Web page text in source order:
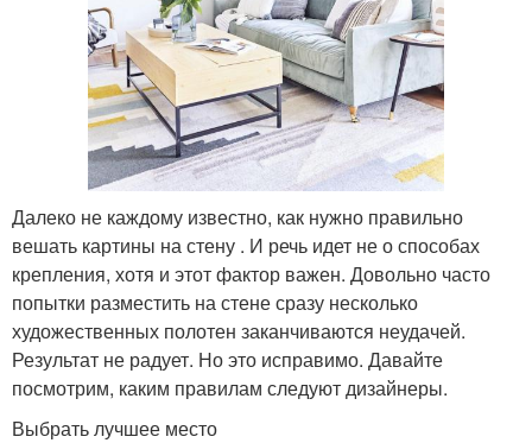
Далеко не каждому известно, как нужно правильно
вешать картины на стену . И речь идет не о способах
крепления, хотя и этот фактор важен. Довольно часто
попытки разместить на стене сразу несколько
художественных полотен заканчиваются неудачей.
Результат не радует. Но это исправимо. Давайте
посмотрим, каким правилам следуют дизайнеры.
Выбрать лучшее место